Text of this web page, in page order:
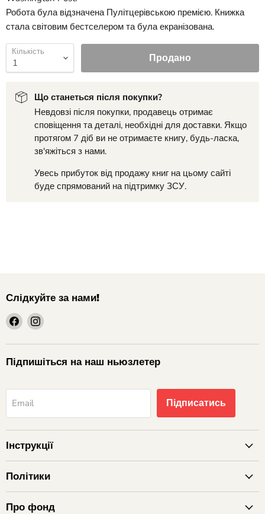
Робота була відзначена Пулітцерівською премією. Книжка
стала світовим бестселером та була екранізована.
Кількість Продано
Що станеться після покупки?
Невдовзі після покупки, продавець отримає
сповіщення та деталі, необхідні для доставки. Якщо
протягом 7 діб ви не отримаєте книгу, будь-ласка,
зв'яжіться з нами.
Увесь прибуток від продажу книг на цьому сайті
буде спрямований на підтримку ЗСУ.
Слідкуйте за нами!
шукайте
нас
на
Facebook
шукайте
на
Instagram
Підпишіться на наш ньюзлетер
Email Підписатись
Інструкції
Політики
Про фонд